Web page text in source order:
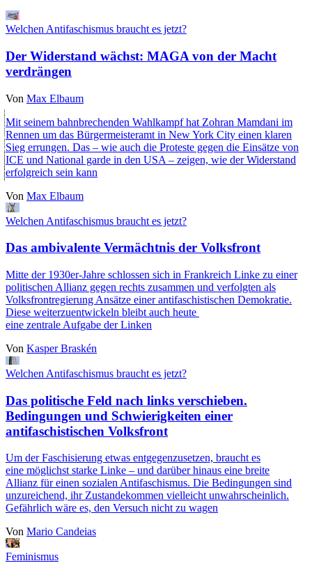
Welchen Antifaschismus braucht es jetzt?
Der Widerstand wächst: MAGA von der Macht
verdrängen
Von Max Elbaum
Mit seinem bahnbrechenden Wahlkampf hat Zohran Mamdani im
Rennen um das Bürgermeisteramt in New York City einen klaren
Sieg errungen. Das – wie auch die Proteste gegen die Einsätze von
ICE und National garde in den USA – zeigen, wie der Widerstand
erfolgreich sein kann
Von Max Elbaum
Welchen Antifaschismus braucht es jetzt?
Das ambivalente Vermächtnis der Volksfront
Mitte der 1930er-Jahre schlossen sich in Frankreich Linke zu einer
politischen Allianz gegen rechts zusammen und verfolgten als
Volksfrontregierung Ansätze einer antifaschistischen Demokratie.
Diese weiterzuentwickeln bleibt auch heute
eine zentrale Aufgabe der Linken
Von Kasper Braskén
Welchen Antifaschismus braucht es jetzt?
Das politische Feld nach links verschieben.
Bedingungen und Schwierigkeiten einer
antifaschistischen Volksfront
Um der Faschisierung etwas entgegenzusetzen, braucht es
eine möglichst starke Linke – und darüber hinaus eine breite
Allianz für einen sozialen Antifaschismus. Die Bedingungen sind
unzureichend, ihr Zustandekommen vielleicht unwahrscheinlich.
Gefährlich wäre es, den Versuch nicht zu wagen
Von Mario Candeias
Feminismus